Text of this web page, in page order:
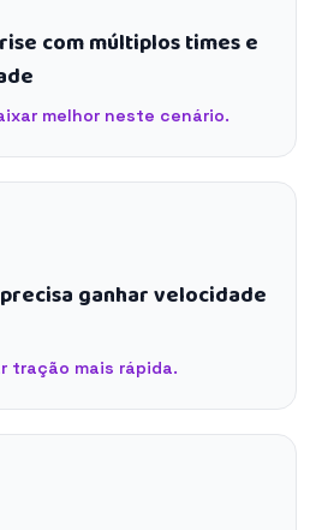
com múltiplos times e
melhor neste cenário.
ganhar velocidade
tração mais rápida.